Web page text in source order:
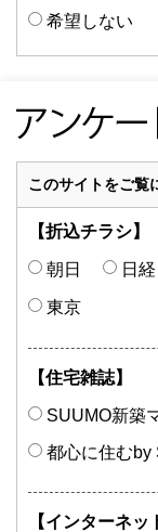
希望しない
このサイトをご覧
【折込チラシ】
朝日 日経
東京
【住宅雑誌】
SUUMO新築
都心に住むby
【インターネッ